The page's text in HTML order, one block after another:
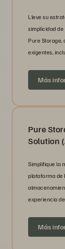
Lleve su
simplicidad
Pure Storage,
exigentes,
Más
Pure
Solution
Simplifique la
plataforma de
experiencia
Más